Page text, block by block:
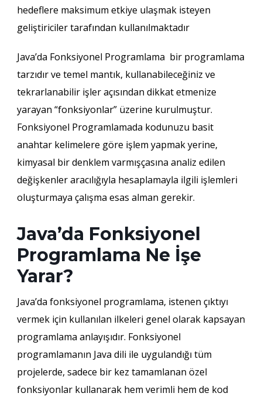
hedeflere maksimum etkiye ulaşmak isteyen
geliştiriciler tarafından kullanılmaktadır
Java’da Fonksiyonel Programlama bir programlama
tarzıdır ve temel mantık, kullanabileceğiniz ve
tekrarlanabilir işler açısından dikkat etmenize
yarayan “fonksiyonlar” üzerine kurulmuştur.
Fonksiyonel Programlamada kodunuzu basit
anahtar kelimelere göre işlem yapmak yerine,
kimyasal bir denklem varmışçasına analiz edilen
değişkenler aracılığıyla hesaplamayla ilgili işlemleri
oluşturmaya çalışma esas alman gerekir.
Java’da Fonksiyonel
Programlama Ne İşe
Yarar?
Java’da fonksiyonel programlama, istenen çıktıyı
vermek için kullanılan ilkeleri genel olarak kapsayan
programlama anlayışıdır. Fonksiyonel
programlamanın Java dili ile uygulandığı tüm
projelerde, sadece bir kez tamamlanan özel
fonksiyonlar kullanarak hem verimli hem de kod